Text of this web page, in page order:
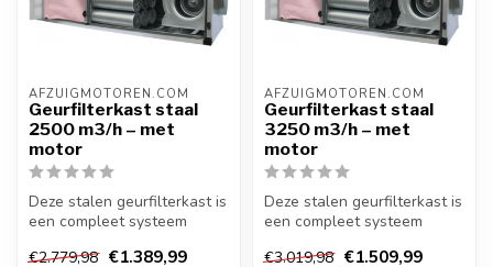
AFZUIGMOTOREN.COM
Geurfilterkast staal
2500 m3/h – met
motor
Deze stalen geurfilterkast is
een compleet systeem
kool...
€2.779,98 €1.389,99
AFZUIGMOTOREN.COM
Geurfilterkast staal
3250 m3/h – met
motor
Deze stalen geurfilterkast is
een compleet systeem
kool...
€3.019,98 €1.509,99